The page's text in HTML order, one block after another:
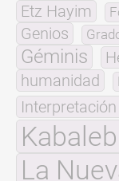
Etz Hayim
Genios
Géminis
humanidad
Kabaleb
La